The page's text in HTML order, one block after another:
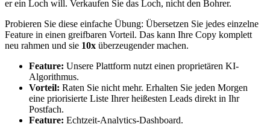
er ein Loch will. Verkaufen Sie das Loch, nicht den Bohrer.
Probieren Sie diese einfache Übung: Übersetzen Sie jedes einzelne
Feature in einen greifbaren Vorteil. Das kann Ihre Copy komplett
neu rahmen und sie 10x überzeugender machen.
Feature: Unsere Plattform nutzt einen proprietären KI-
Algorithmus.
Vorteil: Raten Sie nicht mehr. Erhalten Sie jeden Morgen
eine priorisierte Liste Ihrer heißesten Leads direkt in Ihr
Postfach.
Feature: Echtzeit-Analytics-Dashboard.